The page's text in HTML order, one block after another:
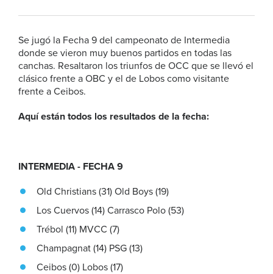
Se jugó la Fecha 9 del campeonato de Intermedia
donde se vieron muy buenos partidos en todas las
canchas. Resaltaron los triunfos de OCC que se llevó el
clásico frente a OBC y el de Lobos como visitante
frente a Ceibos.
Aquí están todos los resultados de la fecha:
INTERMEDIA - FECHA 9
Old Christians (31) Old Boys (19)
Los Cuervos (14) Carrasco Polo (53)
Trébol (11) MVCC (7)
Champagnat (14) PSG (13)
Ceibos (0) Lobos (17)